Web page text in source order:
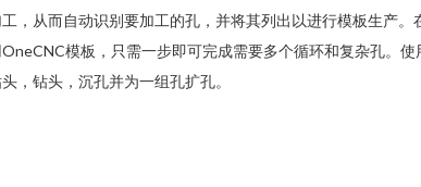
，从而自动识别要加工的孔，并将其列出以进行模板生产。
模板，只需一步即可完成需要多个循环和复杂孔。使
，钻头，沉孔并为一组孔扩孔。